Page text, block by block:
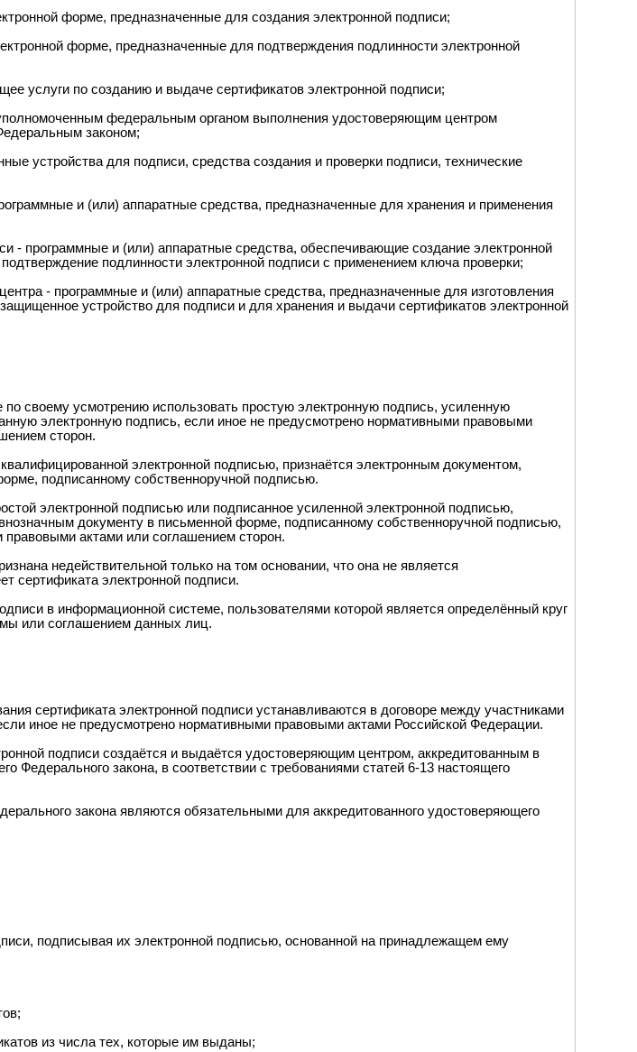
форме, предназначенные для создания электронной подписи;
форме, предназначенные для подтверждения подлинности электронной
услуги по созданию и выдаче сертификатов электронной подписи;
федеральным органом выполнения удостоверяющим центром
законом;
устройства для подписи, средства создания и проверки подписи, технические
и (или) аппаратные средства, предназначенные для хранения и применения
- программные и (или) аппаратные средства, обеспечивающие создание электронной
подлинности электронной подписи с применением ключа проверки;
- программные и (или) аппаратные средства, предназначенные для изготовления
устройство для подписи и для хранения и выдачи сертификатов электронной
своему усмотрению использовать простую электронную подпись, усиленную
электронную подпись, если иное не предусмотрено нормативными правовыми
сторон.
электронной подписью, признаётся электронным документом,
подписанному собственноручной подписью.
электронной подписью или подписанное усиленной электронной подписью,
документу в письменной форме, подписанному собственноручной подписью,
актами или соглашением сторон.
недействительной только на том основании, что она не является
сертификата электронной подписи.
в информационной системе, пользователями которой является определённый круг
или соглашением данных лиц.
сертификата электронной подписи устанавливаются в договоре между участниками
иное не предусмотрено нормативными правовыми актами Российской Федерации.
подписи создаётся и выдаётся удостоверяющим центром, аккредитованным в
Федерального закона, в соответствии с требованиями статей 6-13 настоящего
закона являются обязательными для аккредитованного удостоверяющего
подписывая их электронной подписью, основанной на принадлежащем ему
из числа тех, которые им выданы;